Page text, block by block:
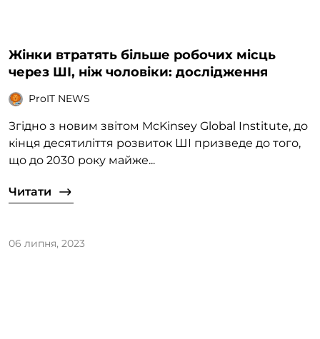
Жінки втратять більше робочих місць
через ШІ, ніж чоловіки: дослідження
ProIT NEWS
Згідно з новим звітом McKinsey Global Institute, до
кінця десятиліття розвиток ШІ призведе до того,
що до 2030 року майже...
Читати
06 липня, 2023